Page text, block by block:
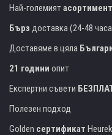
Най-големиятасортимент
Бърз доставка (24-48
Доставяме в цяла
21 години опит
Експертни съвети
Полезен подход
Golden сертификат